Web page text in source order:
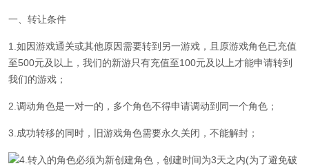
一、转让条件
1.如因游戏通关或其他原因需要转到另一游戏，且原游戏角色已充值
至500元及以上，我们的新游只有充值至100元及以上才能申请转到
我们的游戏；
2.调动角色是一对一的，多个角色不得申请调动到同一个角色；
3.成功转移的同时，旧游戏角色需要永久关闭，不能解封；
4.转入的角色必须为新创建角色，创建时间为3天之内(为了避免破